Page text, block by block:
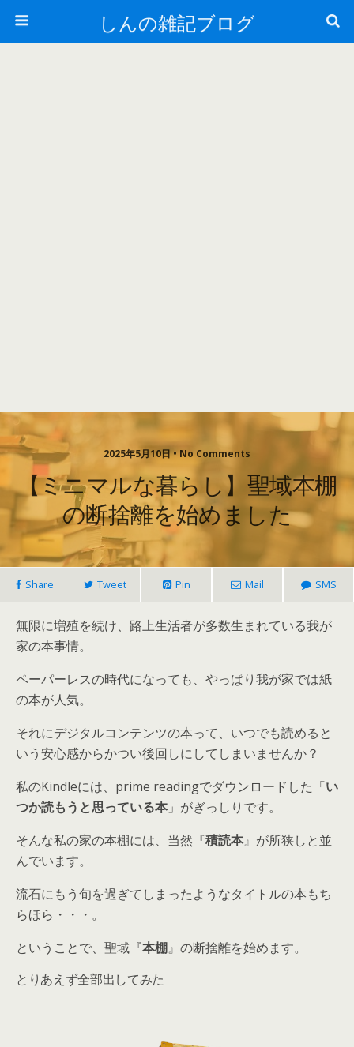
しんの雑記ブログ
2025年5月10日 • No Comments
【ミニマルな暮らし】聖域本棚
の断捨離を始めました
Share Tweet Pin Mail SMS
無限に増殖を続け、路上生活者が多数生まれている我が
家の本事情。
ペーパーレスの時代になっても、やっぱり我が家では紙
の本が人気。
それにデジタルコンテンツの本って、いつでも読めると
いう安心感からかつい後回しにしてしまいませんか？
私のKindleには、prime readingでダウンロードした「い
つか読もうと思っている本」がぎっしりです。
そんな私の家の本棚には、当然『積読本』が所狭しと並
んでいます。
流石にもう旬を過ぎてしまったようなタイトルの本もち
らほら・・・。
ということで、聖域『本棚』の断捨離を始めます。
とりあえず全部出してみた